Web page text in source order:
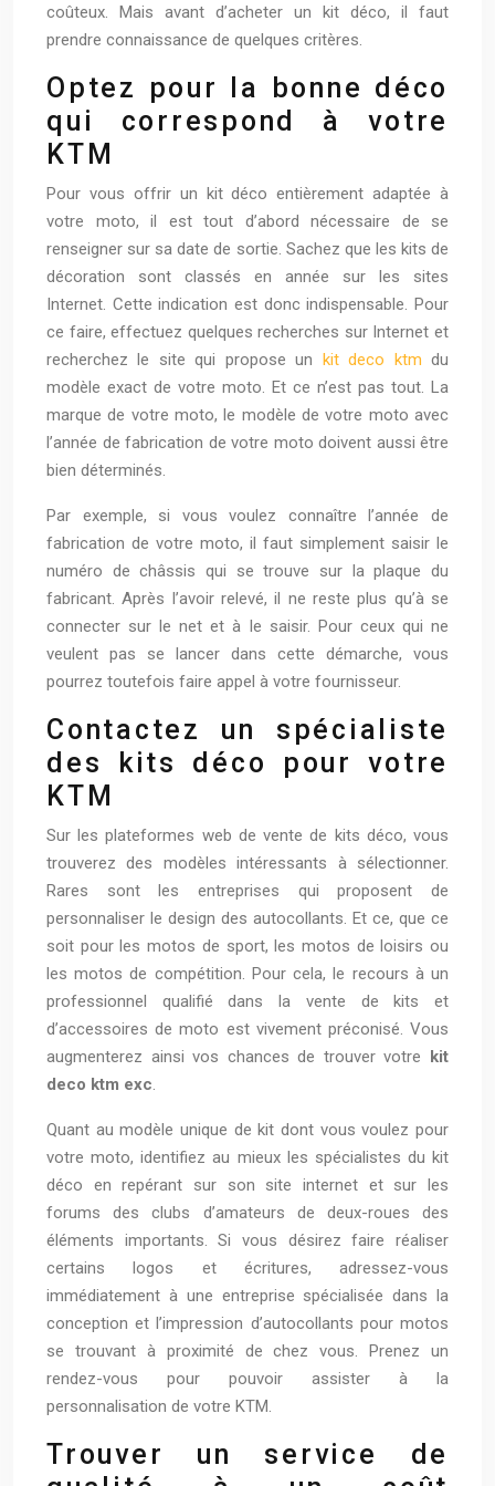
coûteux. Mais avant d’acheter un kit déco, il faut
prendre connaissance de quelques critères.
Optez pour la bonne déco
qui correspond à votre
KTM
Pour vous offrir un kit déco entièrement adaptée à
votre moto, il est tout d’abord nécessaire de se
renseigner sur sa date de sortie. Sachez que les kits de
décoration sont classés en année sur les sites
Internet. Cette indication est donc indispensable. Pour
ce faire, effectuez quelques recherches sur Internet et
recherchez le site qui propose un kit deco ktm du
modèle exact de votre moto. Et ce n’est pas tout. La
marque de votre moto, le modèle de votre moto avec
l’année de fabrication de votre moto doivent aussi être
bien déterminés.
Par exemple, si vous voulez connaître l’année de
fabrication de votre moto, il faut simplement saisir le
numéro de châssis qui se trouve sur la plaque du
fabricant. Après l’avoir relevé, il ne reste plus qu’à se
connecter sur le net et à le saisir. Pour ceux qui ne
veulent pas se lancer dans cette démarche, vous
pourrez toutefois faire appel à votre fournisseur.
Contactez un spécialiste
des kits déco pour votre
KTM
Sur les plateformes web de vente de kits déco, vous
trouverez des modèles intéressants à sélectionner.
Rares sont les entreprises qui proposent de
personnaliser le design des autocollants. Et ce, que ce
soit pour les motos de sport, les motos de loisirs ou
les motos de compétition. Pour cela, le recours à un
professionnel qualifié dans la vente de kits et
d’accessoires de moto est vivement préconisé. Vous
augmenterez ainsi vos chances de trouver votre kit
deco ktm exc
Quant au modèle unique de kit dont vous voulez pour
votre moto, identifiez au mieux les spécialistes du kit
déco en repérant sur son site internet et sur les
forums des clubs d’amateurs de deux-roues des
éléments importants. Si vous désirez faire réaliser
certains logos et écritures, adressez-vous
immédiatement à une entreprise spécialisée dans la
conception et l’impression d’autocollants pour motos
se trouvant à proximité de chez vous. Prenez un
rendez-vous pour pouvoir assister à la
personnalisation de votre KTM.
Trouver un service de